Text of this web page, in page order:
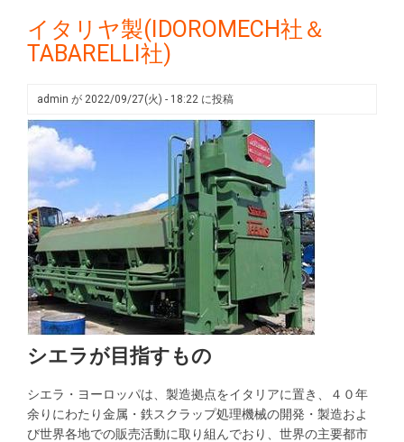
イタリヤ製(IDOROMECH社＆
TABARELLI社)
admin が 2022/09/27(火) - 18:22 に投稿
シエラが目指すもの
シエラ・ヨーロッパは、製造拠点をイタリアに置き、４０年
余りにわたり金属・鉄スクラップ処理機械の開発・製造およ
び世界各地での販売活動に取り組んでおり、世界の主要都市